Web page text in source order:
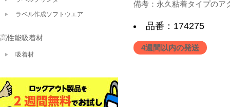
備考：永久粘着タイプのア
品番：174275
4週間以内の発送
ラベル作成ソフトウエア
高性能吸着材
吸着材